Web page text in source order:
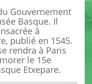
Gouvernement
Basque. Il
à
publié en 1545.
rendra à Paris
le 15e
Etxepare.